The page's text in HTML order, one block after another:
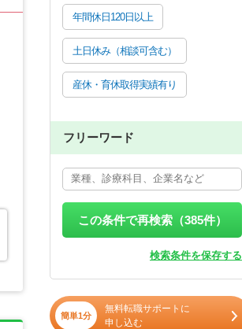
年間休日120日以上
土日休み（相談可含む）
産休・育休取得実績有り
フリーワード
この条件で再検索（385件）
検索条件を保存する
簡単1分
無料転職サポートに
申し込む